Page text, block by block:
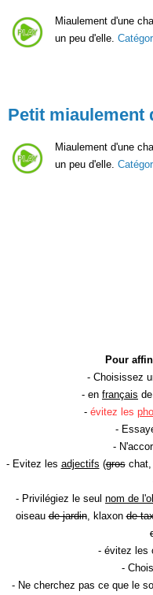
Miaulement d'une
un peu d'elle.
Petit miaulement
Miaulement d'une
un peu d'elle.
Pour
- Choisissez
- en français
- évitez les
-
-
- Evitez les adjectifs (gros
- Privilégiez le seul nom de
oiseaude jardin, klaxonde
- évitez les
-
- Ne cherchez pas ce que le